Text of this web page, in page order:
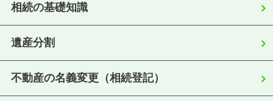
相続の基礎知識
遺産分割
不動産の名義変更（相続登記）